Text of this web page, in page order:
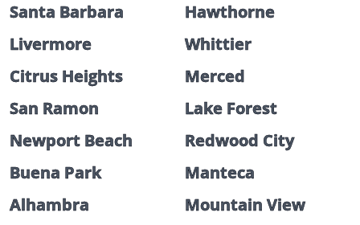
Santa Barbara
Hawthorne
Livermore
Whittier
Citrus Heights
Merced
San Ramon
Lake Forest
Newport Beach
Redwood City
Buena Park
Manteca
Alhambra
Mountain View